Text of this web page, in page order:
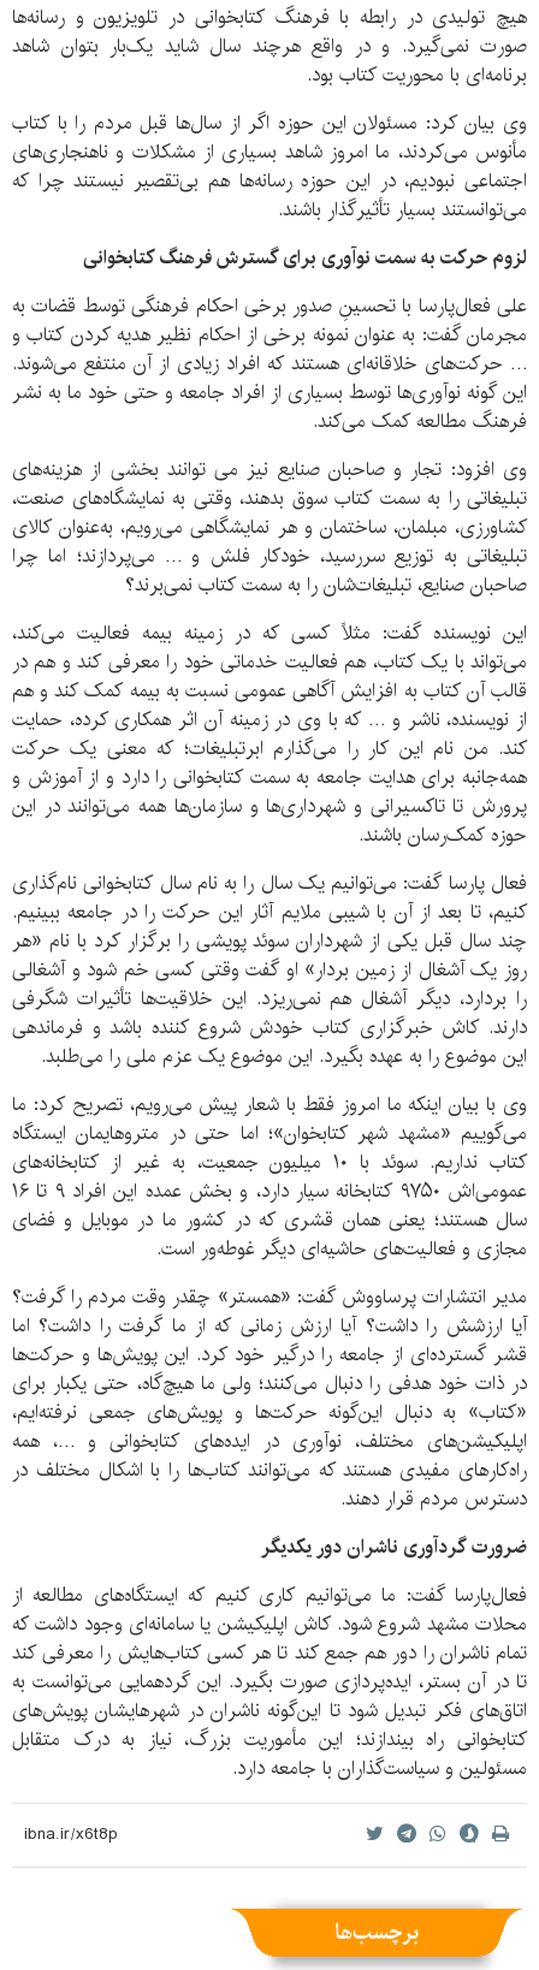
هیچ تولیدی در رابطه با فرهنگ کتابخوانی در تلویزیون و رسانه‌ها
صورت نمی‌گیرد. و در واقع هرچند سال شاید یک‌بار بتوان شاهد
برنامه‌ای با محوریت کتاب بود.
وی بیان کرد: مسئولان این حوزه اگر از سال‌ها قبل مردم را با کتاب
مأنوس می‌کردند، ما امروز شاهد بسیاری از مشکلات و ناهنجاری‌های
اجتماعی نبودیم، در این حوزه رسانه‌ها هم بی‌تقصیر نیستند چرا که
می‌توانستند بسیار تأثیرگذار باشند.
لزوم حرکت به سمت نوآوری برای گسترش فرهنگ کتابخوانی
علی فعال‌پارسا با تحسینِ صدور برخی احکام فرهنگی توسط قضات به
مجرمان گفت: به عنوان نمونه برخی از احکام نظیر هدیه کردن کتاب و
… حرکت‌های خلاقانه‌ای هستند که افراد زیادی از آن منتفع می‌شوند.
این گونه نوآوری‌ها توسط بسیاری از افراد جامعه و حتی خود ما به نشر
فرهنگ مطالعه کمک می‌کند.
وی افزود: تجار و صاحبان صنایع نیز می توانند بخشی از هزینه‌های
تبلیغاتی را به سمت کتاب سوق بدهند، وقتی به نمایشگاه‌های صنعت،
کشاورزی، مبلمان، ساختمان و هر نمایشگاهی می‌رویم، به‌عنوان کالای
تبلیغاتی به توزیع سررسید، خودکار فلش و … می‌پردازند؛ اما چرا
صاحبان صنایع، تبلیغات‌شان را به سمت کتاب نمی‌برند؟
این نویسنده گفت: مثلاً کسی که در زمینه بیمه فعالیت می‌کند،
می‌تواند با یک کتاب، هم فعالیت خدماتی خود را معرفی کند و هم در
قالب آن کتاب به افزایش آگاهی عمومی نسبت به بیمه کمک کند و هم
از نویسنده، ناشر و … که با وی در زمینه آن اثر همکاری کرده، حمایت
کند. من نام این کار را می‌گذارم ابرتبلیغات؛ که معنی یک حرکت
همه‌جانبه برای هدایت جامعه به سمت کتابخوانی را دارد و از آموزش و
پرورش تا تاکسیرانی و شهرداری‌ها و سازمان‌ها همه می‌توانند در این
حوزه کمک‌رسان باشند.
فعال پارسا گفت: می‌توانیم یک سال را به نام سال کتابخوانی نام‌گذاری
کنیم، تا بعد از آن با شیبی ملایم آثار این حرکت را در جامعه ببینیم.
چند سال قبل یکی از شهرداران سوئد پویشی را برگزار کرد با نام «هر
روز یک آشغال از زمین بردار» او گفت وقتی کسی خم شود و آشغالی
را بردارد، دیگر آشغال هم نمی‌ریزد. این خلاقیت‌ها تأثیرات شگرفی
دارند. کاش خبرگزاری کتاب خودش شروع کننده باشد و فرماندهی
این موضوع را به عهده بگیرد. این موضوع یک عزم ملی را می‌طلبد.
وی با بیان اینکه ما امروز فقط با شعار پیش می‌رویم، تصریح کرد: ما
می‌گوییم «مشهد شهر کتابخوان»؛ اما حتی در متروهایمان ایستگاه
کتاب نداریم. سوئد با ۱۰ میلیون جمعیت، به غیر از کتابخانه‌های
عمومی‌اش ۹۷۵۰ کتابخانه سیار دارد، و بخش عمده این افراد ۹ تا ۱۶
سال هستند؛ یعنی همان قشری که در کشور ما در موبایل و فضای
مجازی و فعالیت‌های حاشیه‌ای دیگر غوطه‌ور است.
مدیر انتشارات پرساووش گفت: «همستر» چقدر وقت مردم را گرفت؟
آیا ارزشش را داشت؟ آیا ارزش زمانی که از ما گرفت را داشت؟ اما
قشر گسترده‌ای از جامعه را درگیر خود کرد. این پویش‌ها و حرکت‌ها
در ذات خود هدفی را دنبال می‌کنند؛ ولی ما هیچ‌گاه، حتی یکبار برای
«کتاب» به دنبال این‌گونه حرکت‌ها و پویش‌های جمعی نرفته‌ایم،
اپلیکیشن‌های مختلف، نوآوری در ایده‌های کتابخوانی و …، همه
راه‌کارهای مفیدی هستند که می‌توانند کتاب‌ها را با اشکال مختلف در
دسترس مردم قرار دهند.
ضرورت گردآوری ناشران دور یکدیگر
فعال‌پارسا گفت: ما می‌توانیم کاری کنیم که ایستگاه‌های مطالعه از
محلات مشهد شروع شود. کاش اپلیکیشن یا سامانه‌ای وجود داشت که
تمام ناشران را دور هم جمع کند تا هر کسی کتاب‌هایش را معرفی کند
تا در آن بستر، ایده‌پردازی صورت بگیرد. این گردهمایی می‌توانست به
اتاق‌های فکر تبدیل شود تا این‌گونه ناشران در شهرهایشان پویش‌های
کتابخوانی راه بیندازند؛ این مأموریت بزرگ، نیاز به درک متقابل
مسئولین و سیاست‌گذاران با جامعه دارد.
برچسب‌ها